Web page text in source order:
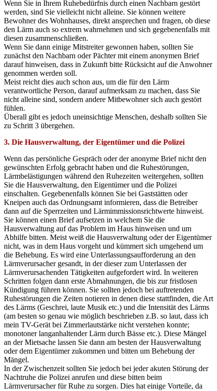
Wenn Sie in Ihrem Ruhebedürfnis durch einen Nachbarn gestört
werden, sind Sie vielleicht nicht alleine. Sie können weitere
Bewohner des Wohnhauses, direkt ansprechen und fragen, ob diese
den Lärm auch so extrem wahrnehmen und sich gegebenenfalls mit
diesen zusammenschließen.
Wenn Sie dann einige Mitstreiter gewonnen haben, sollten Sie
zunächst den Nachbarn oder Pächter mit einem anonymen Brief
darauf hinweisen, dass in Zukunft bitte Rücksicht auf die Anwohner
genommen werden soll.
Meist reicht dies auch schon aus, um die für den Lärm
verantwortliche Person, darauf aufmerksam zu machen, dass Sie
nicht alleine sind, sondern andere Mitbewohner sich auch gestört
fühlen.
Überall gibt es jedoch uneinsichtige Menschen, deshalb sollten Sie
zu Schritt 3 übergehen.
3. Die Hausverwaltung, der Eigentümer und die Polizei
Wenn das persönliche Gespräch oder der anonyme Brief nicht den
gewünschten Erfolg gebracht haben und die Ruhestörungen,
Lärmbelästigungen während den Ruhezeiten weitergehen, sollten
Sie die Hausverwaltung, den Eigentümer und die Polizei
einschalten. Gegebenenfalls können Sie bei Gaststätten oder
Kneipen auch das Ordnungsamt informieren, dass die Betreiber
dann auf die Sperrzeiten und Lärmimmissionsrichtwerte hinweist.
Sie können einen Brief aufsetzen in welchem Sie die
Hausverwaltung auf das Problem im Haus hinweisen und um
Abhilfe bitten. Meist weiß die Hausverwaltung oder der Eigentümer
nicht, was in dem Haus vorgeht und kümmert sich umgehend um
die Behebung. Es wird eine Unterlassungsaufforderung an den
Lärmverursacher gesandt, in der dieser zum Unterlassen der
Lärmverursachenden Tätigkeiten aufgefordert wird. In weiteren
Schritten folgen dann erste Abmahnungen, die bis zur fristlosen
Kündigung führen können. Sie sollten jedoch bei auftretenden
Ruhestörungen die Zeiten notieren in denen diese stattfinden, die Art
des Lärms (Geschrei, laute Musik etc.) und die Intensität des Lärms
(am besten so genau wie möglich beschrieben z.B. so laut, dass ich
mein TV-Gerät bei Zimmerlautstärke nicht verstehen konnte;
monotoner langanhaltender Lärm durch Bässe etc.). Diese Mängel
an der Mietsache lassen Sie dann am besten der Hausverwaltung
oder dem Eigentümer zukommen und bitten um Behebung der
Mängel.
In der Zwischenzeit sollten Sie jedoch bei jeder akuten Störung der
Nachtruhe die Polizei anrufen und diese bitten beim
Lärmverursacher für Ruhe zu sorgen. Dies hat einige Vorteile, da